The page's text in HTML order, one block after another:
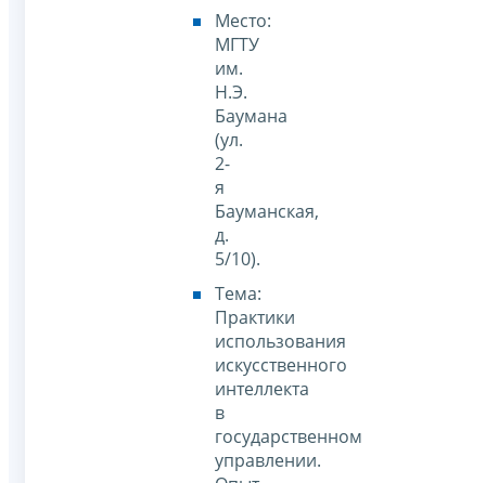
Место:
МГТУ
им.
Н.Э.
Баумана
(ул.
2-
я
Бауманская,
д.
5/10).
Тема:
Практики
использования
искусственного
интеллекта
в
государственном
управлении.